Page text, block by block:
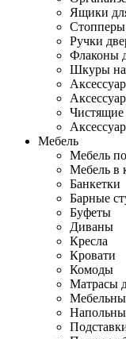
Ящики
Стопперы
Ручки
Флаконы
Шкуры
Чистящие
Мебель
Мебель
Мебель в
Банкетки
Барные
Буфеты
Диваны
Кресла
Кровати
Комоды
Матрасы